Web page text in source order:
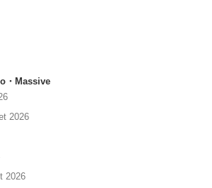
・Massive
2026
2026